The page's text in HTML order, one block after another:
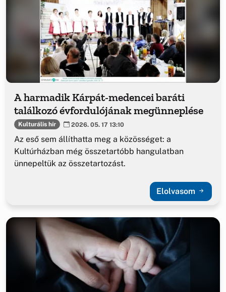
A harmadik Kárpát-medencei baráti
találkozó évfordulójának megünneplése
Kulturális hír 2026. 05. 17 13:10
Az eső sem állíthatta meg a közösséget: a
Kultúrházban még összetartóbb hangulatban
ünnepeltük az összetartozást.
Elolvasom